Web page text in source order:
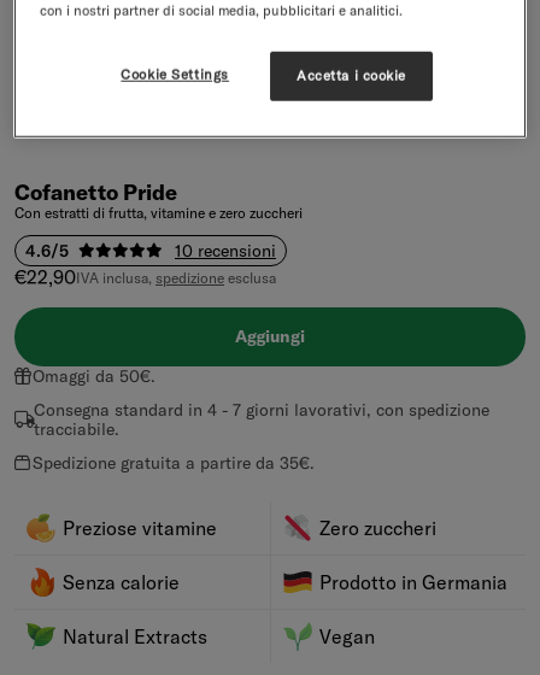
Cofanetto Pride
Con estratti di frutta, vitamine e zero zuccheri
4.6/5 10 recensioni
Prezzo di vendita
€22,90IVA inclusa, spedizione esclusa
Aggiungi
Omaggi da 50€.
Consegna standard in 4 - 7 giorni lavorativi, con spedizione
tracciabile.
Spedizione gratuita a partire da 35€.
Preziose vitamine Zero zuccheri
Senza calorie Prodotto in Germania
Natural Extracts Vegan
con i nostri partner di social media, pubblicitari e analitici.
Accetta i cookie
Cookie Settings